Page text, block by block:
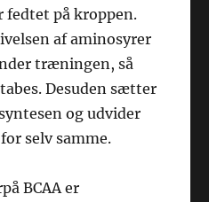
fedtet på kroppen.
af aminosyrer
træningen, så
Desuden sætter
og udvider
selv samme.
BCAA er